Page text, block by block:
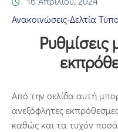
Ανακοινώσεις-Δελτία
Ρυθμίσεις
Από την σελίδα αυτή
ανεξόφλητες
καθώς και τα τυχόν